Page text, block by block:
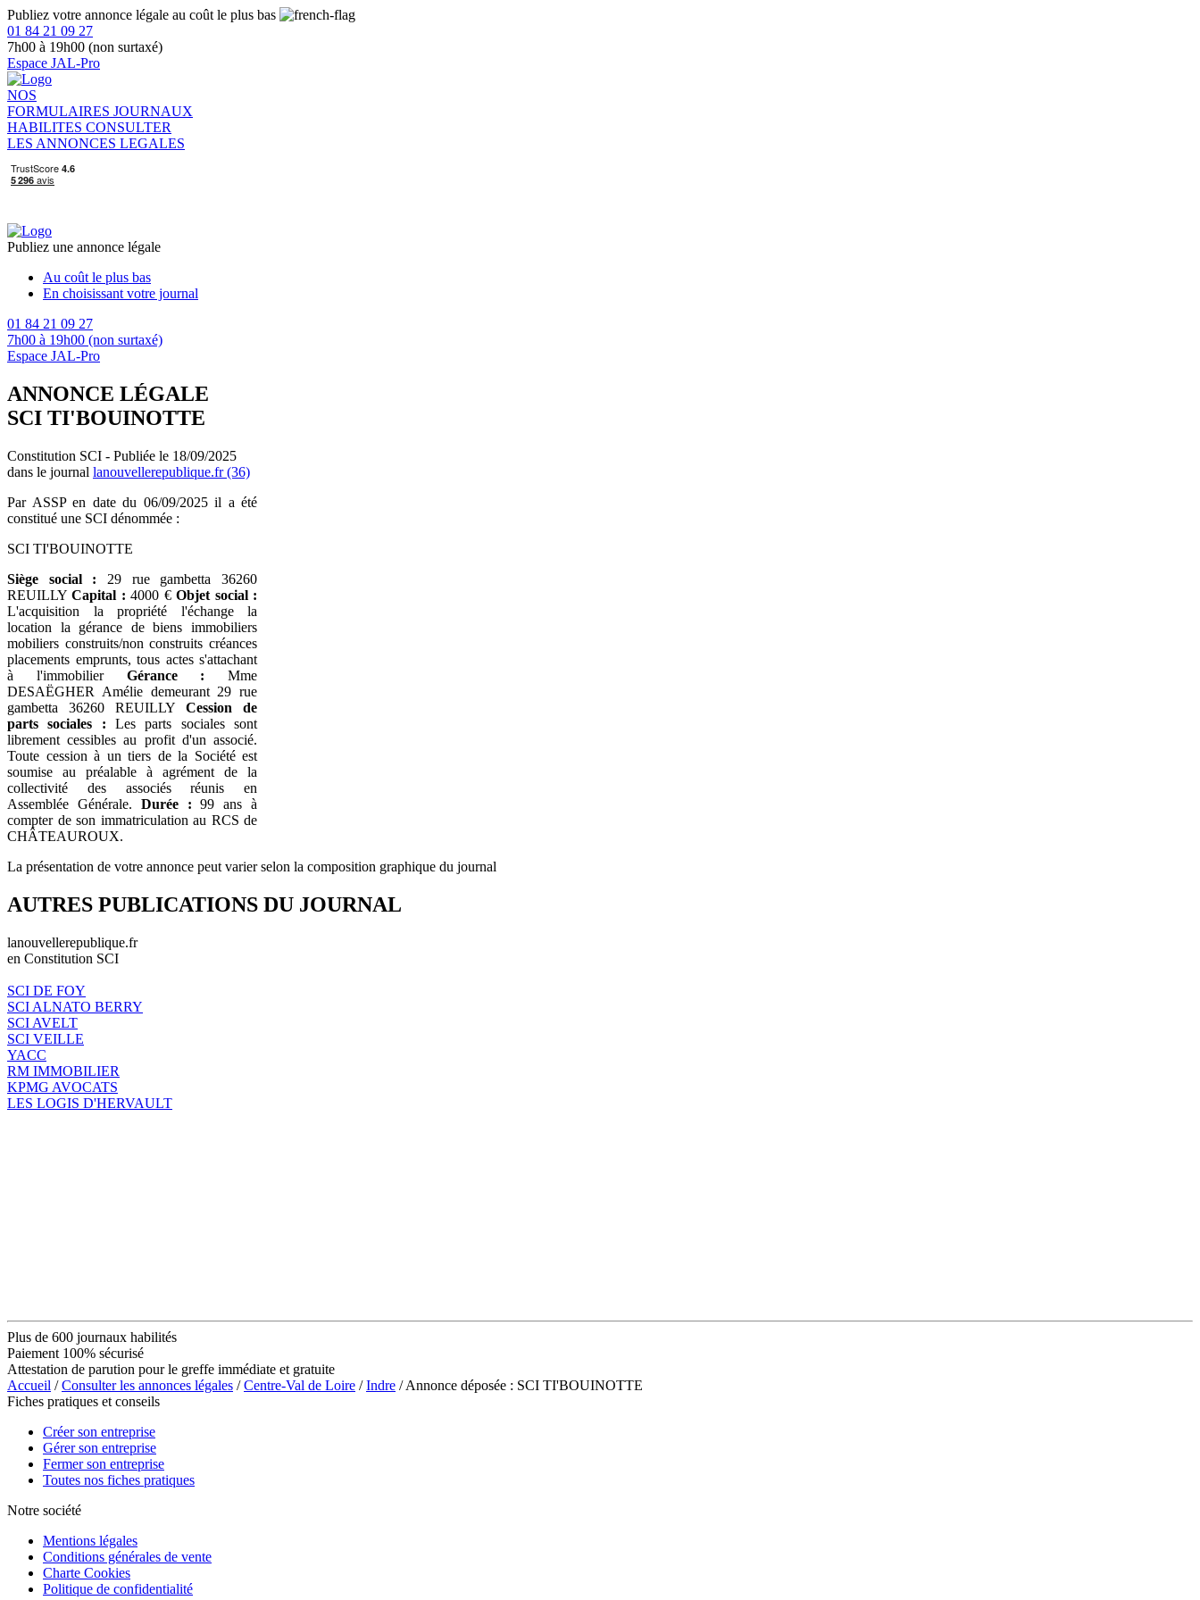
Publiez votre annonce légale au coût le plus bas
01 84 21 09 27
7h00 à 19h00 (non surtaxé)
Espace JAL-Pro
NOS
FORMULAIRES JOURNAUX
HABILITES CONSULTER
LES ANNONCES LEGALES
Publiez une annonce légale
Au coût le plus bas
En choisissant votre journal
01 84 21 09 27
7h00 à 19h00 (non surtaxé)
Espace JAL-Pro
ANNONCE LÉGALE
SCI TI'BOUINOTTE
Constitution SCI - Publiée le 18/09/2025
dans le journal lanouvellerepublique.fr (36)
Par ASSP en date du 06/09/2025 il a été
constitué une SCI dénommée :
SCI TI'BOUINOTTE
Siège social : 29 rue gambetta 36260
REUILLYCapital : 4000 €Objet social :
L'acquisition la propriété l'échange la
location la gérance de biens immobiliers
mobiliers construits/non construits créances
placements emprunts, tous actes s'attachant
à l'immobilier Gérance : Mme
DESAËGHER Amélie demeurant 29 rue
gambetta 36260 REUILLY Cession de
parts sociales : Les parts sociales sont
librement cessibles au profit d'un associé.
Toute cession à un tiers de la Société est
soumise au préalable à agrément de la
collectivité des associés réunis en
Assemblée Générale. Durée : 99 ans à
compter de son immatriculation au RCS de
CHÂTEAUROUX.
La présentation de votre annonce peut varier selon la composition graphique du journal
AUTRES PUBLICATIONS DU JOURNAL
lanouvellerepublique.fr
en Constitution SCI
SCI DE FOY
SCI ALNATO BERRY
SCI AVELT
SCI VEILLE
YACC
RM IMMOBILIER
KPMG AVOCATS
LES LOGIS D'HERVAULT
Plus de 600 journaux habilités
Paiement 100% sécurisé
Attestation de parution pour le greffe immédiate et gratuite
Accueil /Consulter les annonces légales /Centre-Val de Loire /Indre / Annonce déposée : SCI TI'BOUINOTTE
Fiches pratiques et conseils
Créer son entreprise
Gérer son entreprise
Fermer son entreprise
Toutes nos fiches pratiques
Notre société
Mentions légales
Conditions générales de vente
Charte Cookies
Politique de confidentialité